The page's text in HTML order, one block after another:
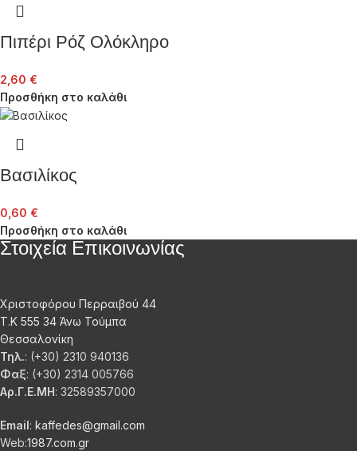
Πιπέρι Ρόζ Ολόκληρο
2,60 €
Προσθήκη στο καλάθι
Βασιλίκος
0,60 €
Προσθήκη στο καλάθι
Στοιχεία Επικοινωνίας
Χριστοφόρου Περραιβού 44
Τ.Κ 555 34 Άνω Τούμπα
Θεσσαλονίκη
Τηλ.: (+30) 2310 940136
Φαξ: (+30) 2314 005766
Αρ.Γ.Ε.ΜΗ: 32589357000
Email: kaffedes@gmail.com
Web:1987.com.gr